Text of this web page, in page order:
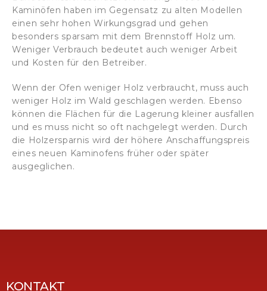
Kaminöfen haben im Gegensatz zu alten Modellen
einen sehr hohen Wirkungsgrad und gehen
besonders sparsam mit dem Brennstoff Holz um.
Weniger Verbrauch bedeutet auch weniger Arbeit
und Kosten für den Betreiber.
Wenn der Ofen weniger Holz verbraucht, muss auch
weniger Holz im Wald geschlagen werden. Ebenso
können die Flächen für die Lagerung kleiner ausfallen
und es muss nicht so oft nachgelegt werden. Durch
die Holzersparnis wird der höhere Anschaffungspreis
eines neuen Kaminofens früher oder später
ausgeglichen.
KONTAKT